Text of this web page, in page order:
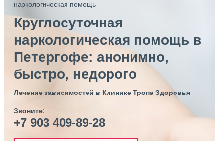
наркологическая помощь
Круглосуточная
наркологическая помощь в
Петергофе: анонимно,
быстро, недорого
Лечение зависимостей в Клинике Тропа Здоровья
Звоните:
+7 903 409-89-28